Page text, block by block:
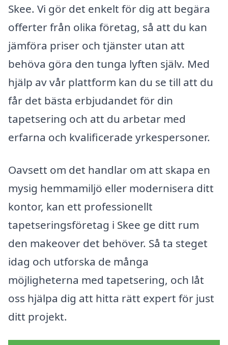
Skee. Vi gör det enkelt för dig att begära
offerter från olika företag, så att du kan
jämföra priser och tjänster utan att
behöva göra den tunga lyften själv. Med
hjälp av vår plattform kan du se till att du
får det bästa erbjudandet för din
tapetsering och att du arbetar med
erfarna och kvalificerade yrkespersoner.
Oavsett om det handlar om att skapa en
mysig hemmamiljö eller modernisera ditt
kontor, kan ett professionellt
tapetseringsföretag i Skee ge ditt rum
den makeover det behöver. Så ta steget
idag och utforska de många
möjligheterna med tapetsering, och låt
oss hjälpa dig att hitta rätt expert för just
ditt projekt.